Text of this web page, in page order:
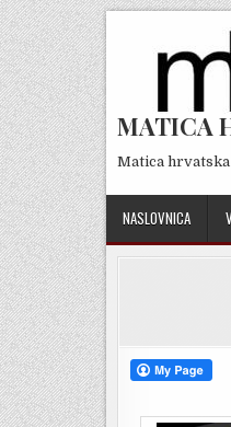
Skip
to
content
MATICA
Matica
NASLOVNICA